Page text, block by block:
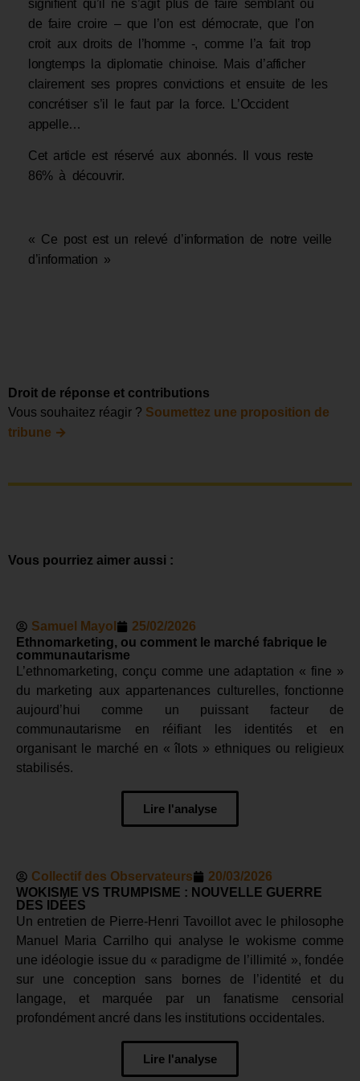
signifient qu’il ne s’agit plus de faire semblant ou
de faire croire – que l’on est démocrate, que l’on
croit aux droits de l’homme -, comme l’a fait trop
longtemps la diplomatie chinoise. Mais d’afficher
clairement ses propres convictions et ensuite de les
concrétiser s’il le faut par la force. L’Occident
appelle…
Cet article est réservé aux abonnés.
Il vous reste
86% à découvrir.
« Ce post est un relevé d’information de notre veille
d’information »
Droit de réponse et contributions
Vous souhaitez réagir ? Soumettez une proposition de
tribune →
Vous pourriez aimer aussi :
Samuel Mayol
25/02/2026
Ethnomarketing, ou comment le marché fabrique le
communautarisme
L’ethnomarketing, conçu comme une adaptation « fine »
du marketing aux appartenances culturelles, fonctionne
aujourd’hui comme un puissant facteur de
communautarisme en réifiant les identités et en
organisant le marché en « îlots » ethniques ou religieux
stabilisés.
Lire l'analyse
Collectif des Observateurs
20/03/2026
WOKISME VS TRUMPISME : NOUVELLE GUERRE
DES IDÉES
Un entretien de Pierre-Henri Tavoillot avec le philosophe
Manuel Maria Carrilho qui analyse le wokisme comme
une idéologie issue du « paradigme de l’illimité », fondée
sur une conception sans bornes de l’identité et du
langage, et marquée par un fanatisme censorial
profondément ancré dans les institutions occidentales.
Lire l'analyse